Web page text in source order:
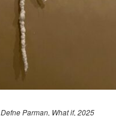
Defne Parman, What if, 2025